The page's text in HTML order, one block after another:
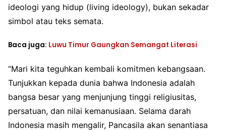
ideologi yang hidup (living ideology), bukan sekadar
simbol atau teks semata.
Baca juga: Luwu Timur Gaungkan Semangat Literasi
“Mari kita teguhkan kembali komitmen kebangsaan.
Tunjukkan kepada dunia bahwa Indonesia adalah
bangsa besar yang menjunjung tinggi religiusitas,
persatuan, dan nilai kemanusiaan. Selama darah
Indonesia masih mengalir, Pancasila akan senantiasa